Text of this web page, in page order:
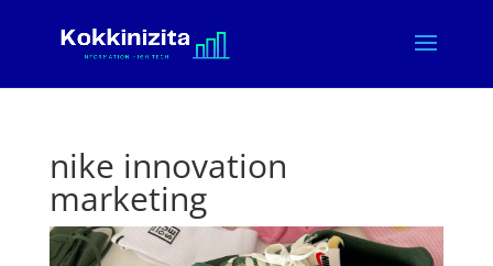
nike innovation
marketing